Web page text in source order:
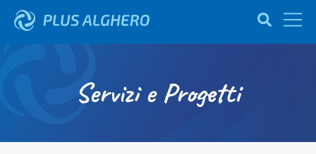
Servizi e Progetti